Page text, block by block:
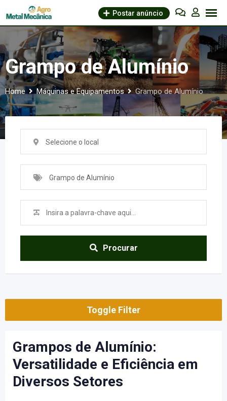
to
Postar anúncio
Grampo de Alumínio
Home Máquinas e Equipamentos Grampo de Alumínio
Selecione o local
Grampo de Alumínio
Procurar
Toggle Filter
Grampos de Alumínio:
Versatilidade e Eficiência em
Diversos Setores